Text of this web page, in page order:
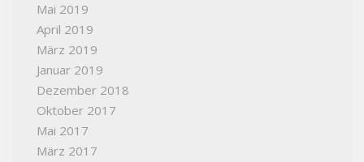
Mai 2019
April 2019
März 2019
Januar 2019
Dezember 2018
Oktober 2017
Mai 2017
März 2017